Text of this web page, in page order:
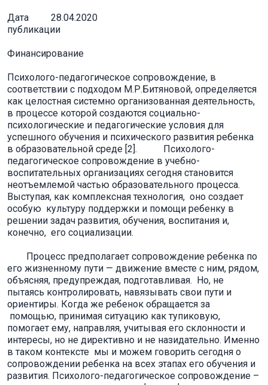
Дата
публикации
28.04.2020
Финансирование
Психолого-педагогическое сопровождение, в
соответствии с подходом М.Р.Битяновой, определяется
как целостная системно организованная деятельность,
в процессе которой создаются социально-
психологические и педагогические условия для
успешного обучения и психического развития ребенка
в образовательной среде [2]. Психолого-
педагогическое сопровождение в учебно-
воспитательных организациях сегодня становится
неотъемлемой частью образовательного процесса.
Выступая, как комплексная технология, оно создает
особую культуру поддержки и помощи ребенку в
решении задач развития, обучения, воспитания и,
конечно, его социализации.
Процесс предполагает сопровождение ребенка по
его жизненному пути — движение вместе с ним, рядом,
объясняя, предупреждая, подготавливая. Но, не
пытаясь контролировать, навязывать свои пути и
ориентиры. Когда же ребенок обращается за
помощью, принимая ситуацию как тупиковую,
помогает ему, направляя, учитывая его склонности и
интересы, но не директивно и не назидательно. Именно
в таком контексте мы и можем говорить сегодня о
сопровождении ребенка на всех этапах его обучения и
развития. Психолого-педагогическое сопровождение –